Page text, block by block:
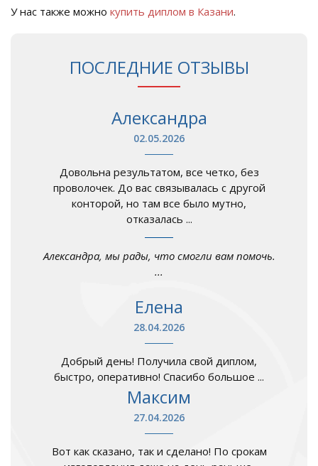
У нас также можно купить диплом в Казани.
ПОСЛЕДНИЕ ОТЗЫВЫ
Александра
02.05.2026
Довольна результатом, все четко, без
проволочек. До вас связывалась с другой
конторой, но там все было мутно,
отказалась ...
Александра, мы рады, что смогли вам помочь.
...
Елена
28.04.2026
Добрый день! Получила свой диплом,
быстро, оперативно! Спасибо большое ...
Максим
27.04.2026
Вот как сказано, так и сделано! По срокам